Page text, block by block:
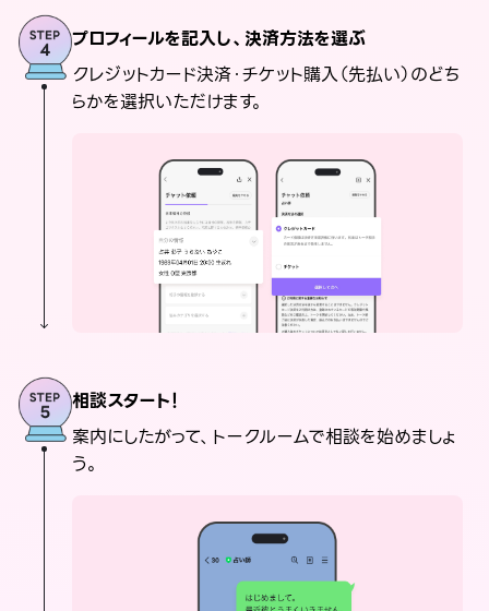
プロフィールを記入し、決済方法を選ぶ
クレジットカード決済・チケット購入（先払い）のどち
らかを選択いただけます。
相談スタート！
案内にしたがって、トークルームで相談を始めましょ
う。